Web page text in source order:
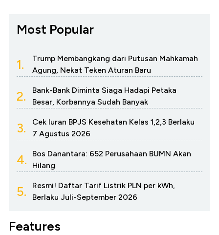
Most Popular
1.
Trump Membangkang dari Putusan Mahkamah
Agung, Nekat Teken Aturan Baru
2.
Bank-Bank Diminta Siaga Hadapi Petaka
Besar, Korbannya Sudah Banyak
3.
Cek Iuran BPJS Kesehatan Kelas 1,2,3 Berlaku
7 Agustus 2026
4.
Bos Danantara: 652 Perusahaan BUMN Akan
Hilang
5.
Resmi! Daftar Tarif Listrik PLN per kWh,
Berlaku Juli-September 2026
Features